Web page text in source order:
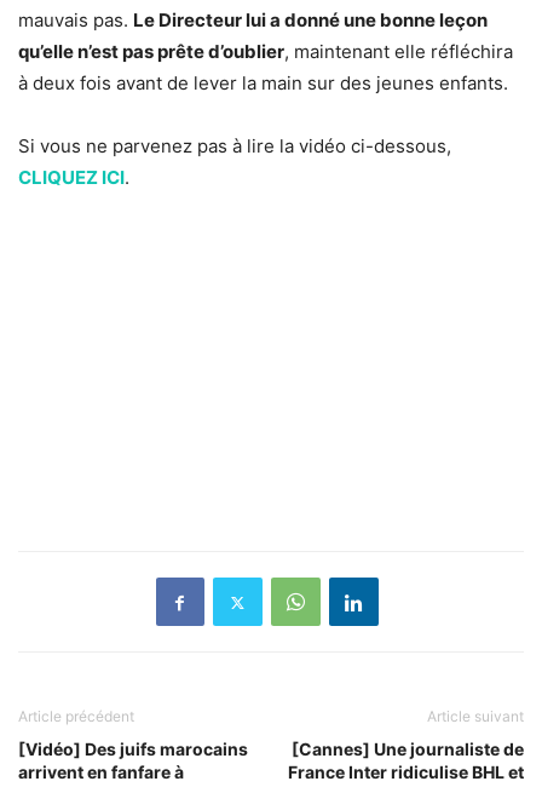
mauvais pas. Le Directeur lui a donné une bonne leçon
qu’elle n’est pas prête d’oublier, maintenant elle réfléchira
à deux fois avant de lever la main sur des jeunes enfants.
Si vous ne parvenez pas à lire la vidéo ci-dessous,
CLIQUEZ ICI.
Article précédent
[Vidéo] Des juifs marocains
arrivent en fanfare à
Article suivant
[Cannes] Une journaliste de
France Inter ridiculise BHL et